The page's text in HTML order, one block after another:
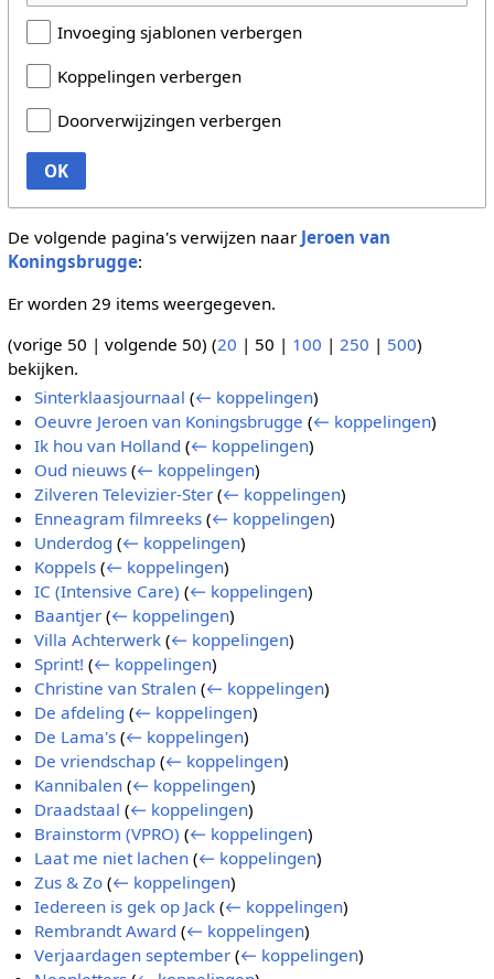
Invoeging sjablonen verbergen
Koppelingen verbergen
Doorverwijzingen verbergen
OK
De volgende pagina's verwijzen naar Jeroen van
Koningsbrugge:
Er worden 29 items weergegeven.
(vorige 50 | volgende 50) (20 | 50 | 100 | 250 | 500)
bekijken.
Sinterklaasjournaal (← koppelingen)
Oeuvre Jeroen van Koningsbrugge (← koppelingen)
Ik hou van Holland (← koppelingen)
Oud nieuws (← koppelingen)
Zilveren Televizier-Ster (← koppelingen)
Enneagram filmreeks (← koppelingen)
Underdog (← koppelingen)
Koppels (← koppelingen)
IC (Intensive Care) (← koppelingen)
Baantjer (← koppelingen)
Villa Achterwerk (← koppelingen)
Sprint! (← koppelingen)
Christine van Stralen (← koppelingen)
De afdeling (← koppelingen)
De Lama's (← koppelingen)
De vriendschap (← koppelingen)
Kannibalen (← koppelingen)
Draadstaal (← koppelingen)
Brainstorm (VPRO) (← koppelingen)
Laat me niet lachen (← koppelingen)
Zus & Zo (← koppelingen)
Iedereen is gek op Jack (← koppelingen)
Rembrandt Award (← koppelingen)
Verjaardagen september (← koppelingen)